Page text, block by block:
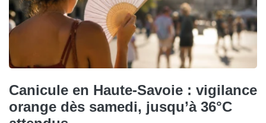
Canicule en Haute-Savoie : vigilance
orange dès samedi, jusqu’à 36°C